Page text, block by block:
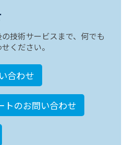
技術サービスまで、何でも
ください。
合わせ
トのお問い合わせ